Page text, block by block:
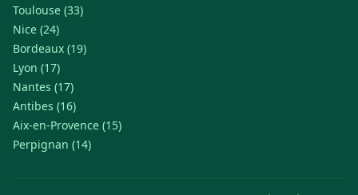
Toulouse (33)
Nice (24)
Bordeaux (19)
Lyon (17)
Nantes (17)
Antibes (16)
Aix-en-Provence (15)
Perpignan (14)